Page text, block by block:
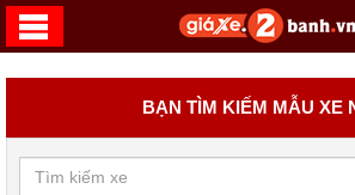
BẠN TÌM KIẾM MẪU XE